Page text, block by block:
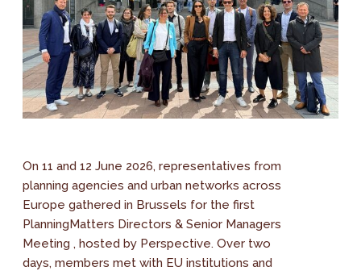
On 11 and 12 June 2026, representatives from
planning agencies and urban networks across
Europe gathered in Brussels for the first
PlanningMatters Directors & Senior Managers
Meeting , hosted by Perspective. Over two
days, members met with EU institutions and